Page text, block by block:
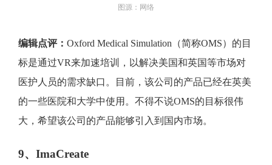
图源：网络
编辑点评： Oxford Medical Simulation（简称OMS）的目
标是通过VR来加速培训，以解决美国和英国等市场对
医护人员的需求缺口。目前，该公司的产品已经在英美
的一些医院和大学中使用。不得不说OMS的目标很伟
大，希望该公司的产品能够引入到国内市场。
9、ImaCreate